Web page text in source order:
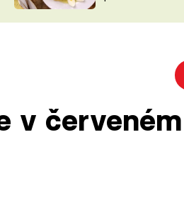
VYCHYTÁVKY
v červeném